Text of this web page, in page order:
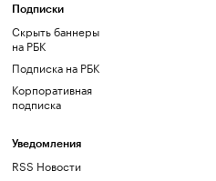
Подписки
Скрыть баннеры
на РБК
Подписка на РБК
Корпоративная
подписка
Уведомления
RSS Новости